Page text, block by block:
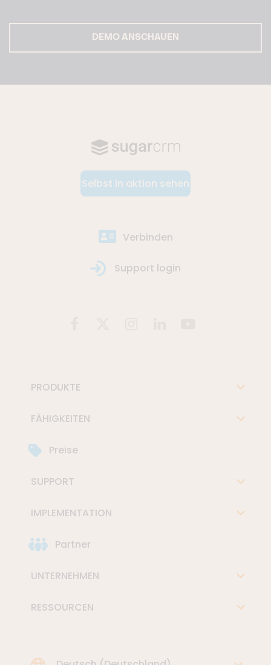
DEMO ANSCHAUEN
Selbst in aktion sehen
Verbinden
Support login
PRODUKTE
FÄHIGKEITEN
Preise
SUPPORT
IMPLEMENTATION
Partner
UNTERNEHMEN
RESSOURCEN